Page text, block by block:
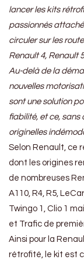
lancer les kits
passionnés
circuler sur les
Renault 4, Renault
Au-delà de la
nouvelles
sont une solution
fiabilité, et ce, sans
originelles
Selon Renault, ce
dont les origines
de nombreuses
A110, R4, R5,
Twingo 1, Clio 1
et Trafic de
Ainsi pour la
rétrofité, le kit est